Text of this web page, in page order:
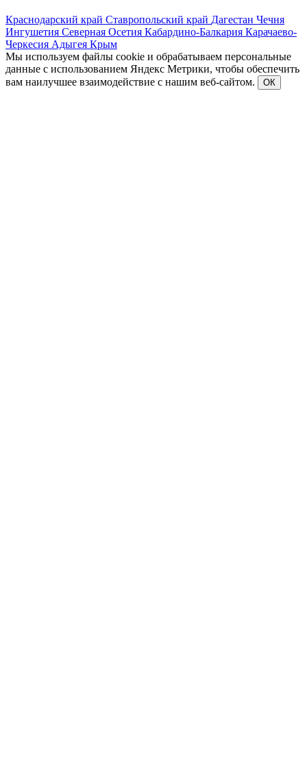
Краснодарский край Ставропольский край Дагестан Чечня
Ингушетия Северная Осетия Кабардино-Балкария Карачаево-
Черкесия Адыгея Крым
Мы используем файлы cookie и обрабатываем персональные
данные с использованием Яндекс Метрики, чтобы обеспечить
вам наилучшее взаимодействие с нашим веб-сайтом.
ОК